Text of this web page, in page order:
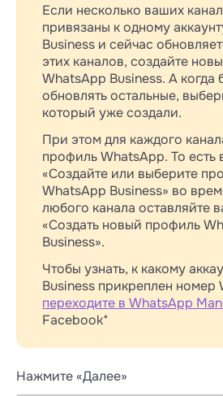
Если несколько ваших
привязаны к одному
Business и сейчас
этих каналов, создайте
WhatsApp Business. А когда
обновлять остальные,
который уже создали.
При этом для каждого
профиль WhatsApp. То есть
«Создайте или выберите
WhatsApp Business» во
любого канала оставляйте
«Создать новый профиль
Business».
Чтобы узнать, к какому
Business прикреплен номер
переходите в WhatsApp
Facebook*
Нажмите «Далее»